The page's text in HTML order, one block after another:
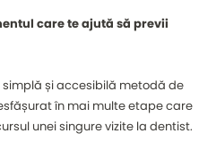
care te ajută să previi
și accesibilă metodă de
în mai multe etape care
unei singure vizite la dentist.